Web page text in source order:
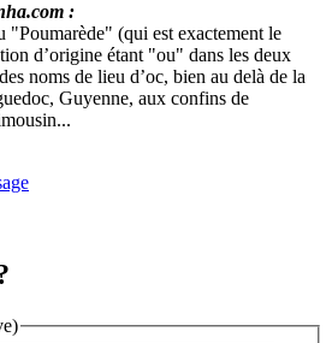
:
"Poumarède" (qui est exactement le
d’origine étant "ou" dans les deux
noms de lieu d’oc, bien au delà de la
Guyenne, aux confins de